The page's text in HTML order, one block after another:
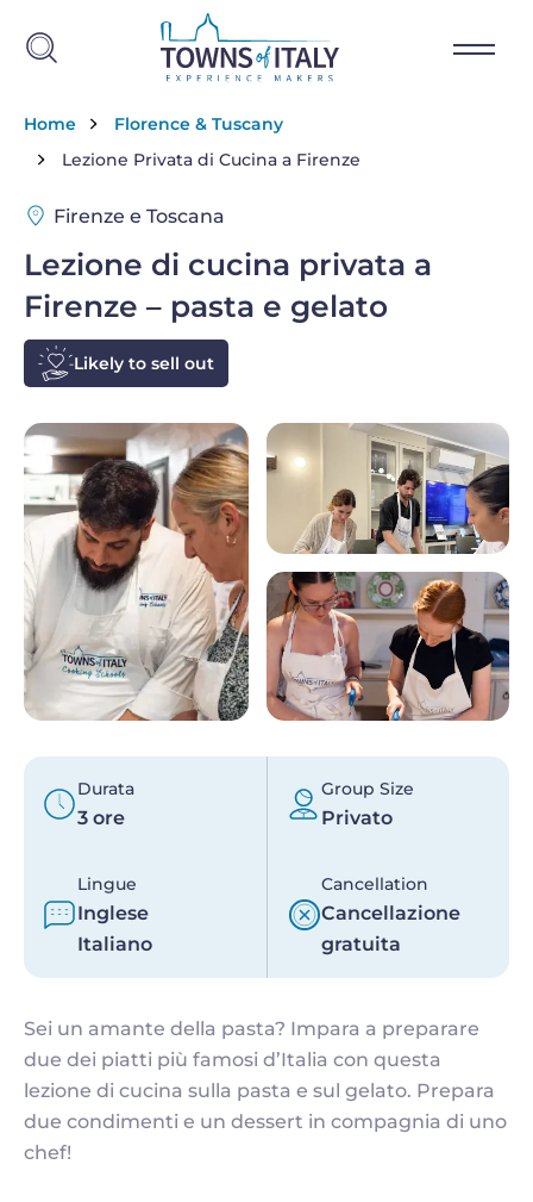
Salta al contenuto principale
Briciole di pane
Home
Florence & Tuscany
Lezione Privata di Cucina a Firenze
Firenze e Toscana
Lezione di cucina privata a
Firenze – pasta e gelato
Likely to sell out
Durata
3 ore
Group Size
Privato
Lingue
Inglese
Italiano
Cancellation
Cancellazione
gratuita
Sei un amante della pasta? Impara a preparare
due dei piatti più famosi d’Italia con questa
lezione di cucina sulla pasta e sul gelato. Prepara
due condimenti e un dessert in compagnia di uno
chef!